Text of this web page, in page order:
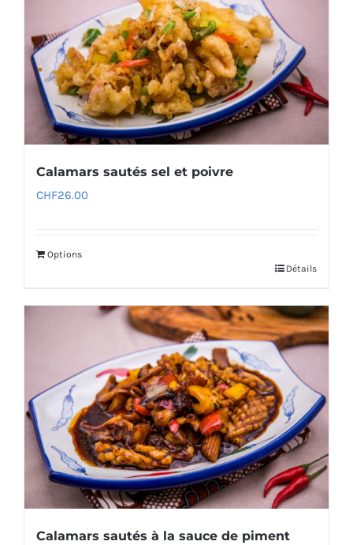
Calamars sautés sel et poivre
CHF26.00
Options
Détails
Calamars sautés à la sauce de piment